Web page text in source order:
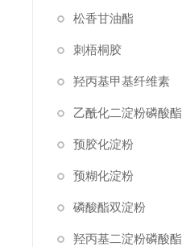
松香甘油酯
刺梧桐胶
羟丙基甲基纤维素
乙酰化二淀粉磷酸酯
预胶化淀粉
预糊化淀粉
磷酸酯双淀粉
羟丙基二淀粉磷酸酯